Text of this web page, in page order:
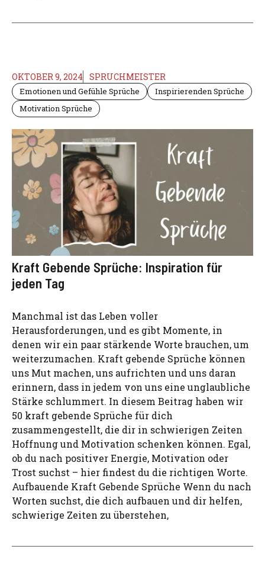
OKTOBER 9, 2024 SPRUCHMEISTER
Emotionen und Gefühle Sprüche
Inspirierenden Sprüche
Motivation Sprüche
Kraft Gebende Sprüche: Inspiration für
jeden Tag
Manchmal ist das Leben voller
Herausforderungen, und es gibt Momente, in
denen wir ein paar stärkende Worte brauchen, um
weiterzumachen. Kraft gebende Sprüche können
uns Mut machen, uns aufrichten und uns daran
erinnern, dass in jedem von uns eine unglaubliche
Stärke schlummert. In diesem Beitrag haben wir
50 kraft gebende Sprüche für dich
zusammengestellt, die dir in schwierigen Zeiten
Hoffnung und Motivation schenken können. Egal,
ob du nach positiver Energie, Motivation oder
Trost suchst – hier findest du die richtigen Worte.
Aufbauende Kraft Gebende Sprüche Wenn du nach
Worten suchst, die dich aufbauen und dir helfen,
schwierige Zeiten zu überstehen,